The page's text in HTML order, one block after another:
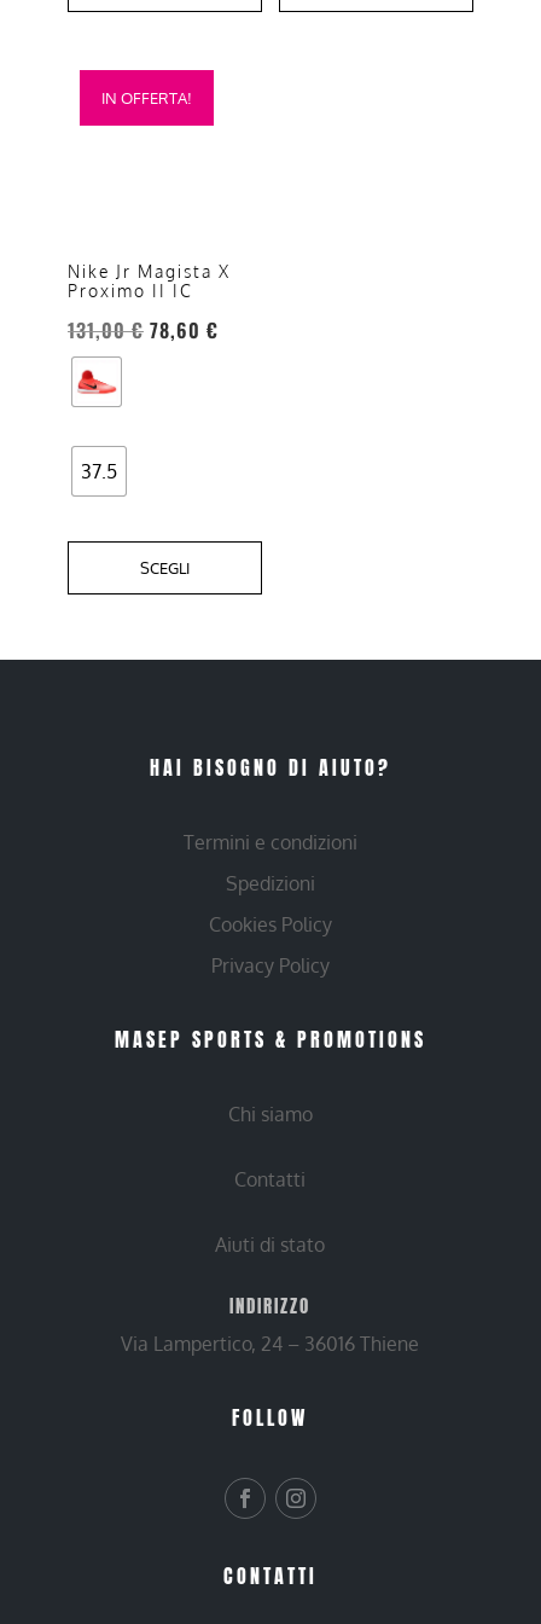
IN OFFERTA!
Nike Jr Magista X
Proximo II IC
131,00€ 78,60 €
37.5
SCEGLI
Questo
prodotto
opzioni
possono
essere
scelte
nella
del
prodotto
HAI BISOGNO DI AIUTO?
Termini e condizioni
Spedizioni
Cookies Policy
Privacy Policy
MASEP SPORTS & PROMOTIONS
Chi siamo
Contatti
Aiuti di stato
INDIRIZZO
Via Lampertico, 24 – 36016 Thiene
FOLLOW
CONTATTI